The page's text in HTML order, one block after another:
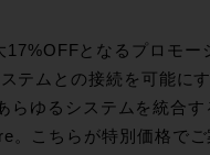
となるプロモ
テムとの接続を可能に
らゆるシステムを統合
。こちらが特別価格で